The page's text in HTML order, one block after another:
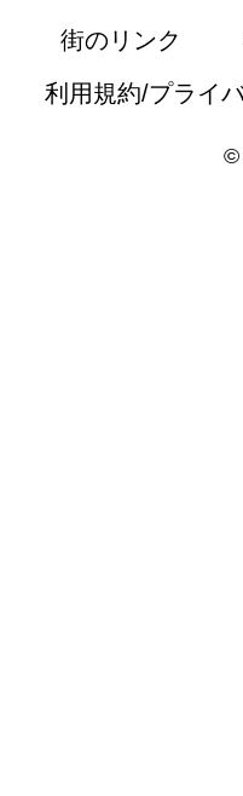
街のリンク
利用規約/プライ
©